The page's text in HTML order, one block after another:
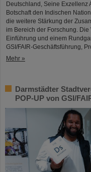
Deutschland, Seine Exzellenz
Botschaft den Indischen
die weitere Stärkung der
im Bereich der Forschung.
Einführung und einem
GSI/FAIR-Geschäftsführung,
Mehr »
Darmstädter
POP-UP von GSI/